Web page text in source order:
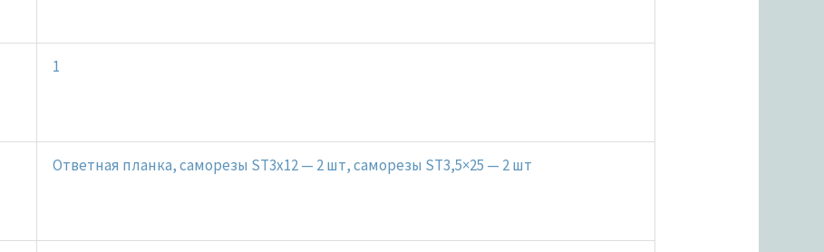
1
Ответная планка, саморезы ST3x12 — 2 шт, саморезы ST3,5×25 — 2 шт